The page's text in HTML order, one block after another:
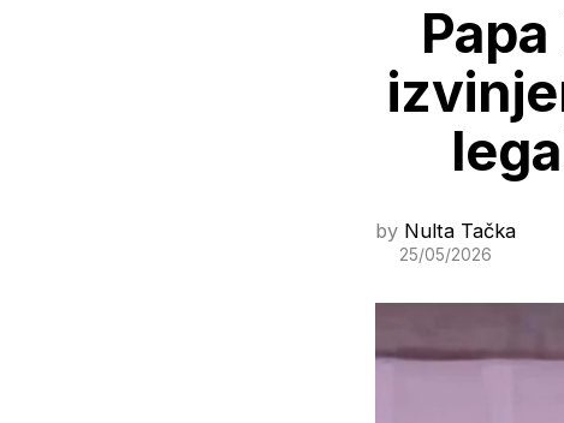
by Nulta Tačka
25/05/2026